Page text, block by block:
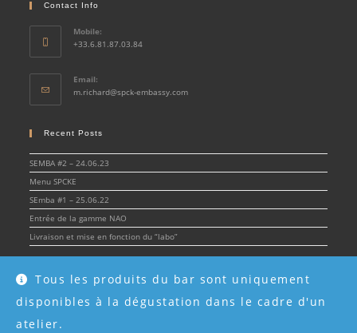
Tous les produits du bar sont uniquement
disponibles à la dégustation dans le cadre d'un
atelier.
Contact Info
Mobile:
+33.6.81.87.03.84
Email:
m.richard@spck-embassy.comOpens
Recent Posts
SEMBA #2 – 24.06.23
Menu SPCKE
SEmba #1 – 25.06.22
Entrée de la gamme NAO
Livraison et mise en fonction du “labo”
© Spirit & Cocktail Embassy 2022 - SPCKE - SIRET 908 216 955 00017 -